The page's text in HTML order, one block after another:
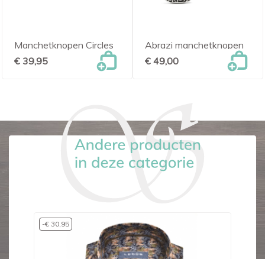
Manchetknopen Circles
€ 39,95
Abrazi manchetknopen
€ 49,00
-€ 30,95